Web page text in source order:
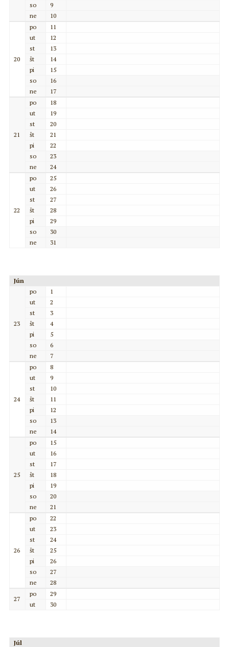
so
9
ne
10
20
po
11
ut
12
st
13
št
14
pi
15
so
16
ne
17
21
po
18
ut
19
st
20
št
21
pi
22
so
23
ne
24
22
po
25
ut
26
st
27
št
28
pi
29
so
30
ne
31
Jún
23
po
1
ut
2
st
3
št
4
pi
5
so
6
ne
7
24
po
8
ut
9
st
10
št
11
pi
12
so
13
ne
14
25
po
15
ut
16
st
17
št
18
pi
19
so
20
ne
21
26
po
22
ut
23
st
24
št
25
pi
26
so
27
ne
28
27
po
29
ut
30
Júl